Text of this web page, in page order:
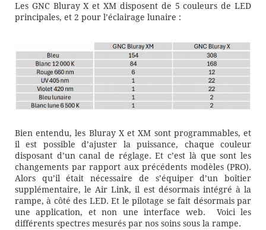
Les GNC Bluray X et XM disposent de 5 couleurs de LED
principales, et 2 pour l’éclairage lunaire :
Bien entendu, les Bluray X et XM sont programmables, et
il est possible d’ajuster la puissance, chaque couleur
disposant d’un canal de réglage. Et c’est là que sont les
changements par rapport aux précédents modèles (PRO).
Alors qu’il était nécessaire de s’équiper d’un boîtier
supplémentaire, le Air Link, il est désormais intégré à la
rampe, à côté des LED. Et le pilotage se fait désormais par
une application, et non une interface web. Voici les
différents spectres mesurés par nos soins sous la rampe.